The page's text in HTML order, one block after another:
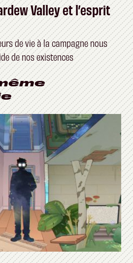
Valley et l’esprit
de vie à la campagne nous
de nos existences